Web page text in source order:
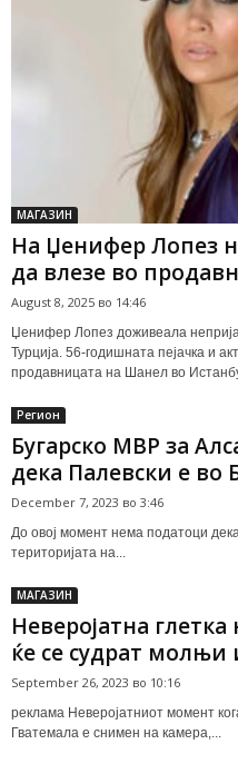
МАГАЗИН
На Џенифер Лопез
да влезе во
August 8, 2025 во 14:46
Џенифер Лопез доживеала
Турција. 56-годишната пејачка и
продавницата на Шанел во
Регион
Бугарско МВР за
дека Палевски е во
December 7, 2023 во 3:46
До овој момент нема податоци
територијата на...
МАГАЗИН
Неверојатна
ќе се судрат молњи
September 26, 2023 во 10:16
реклама Неверојатниот момент
Гватемала е снимен на камера,...